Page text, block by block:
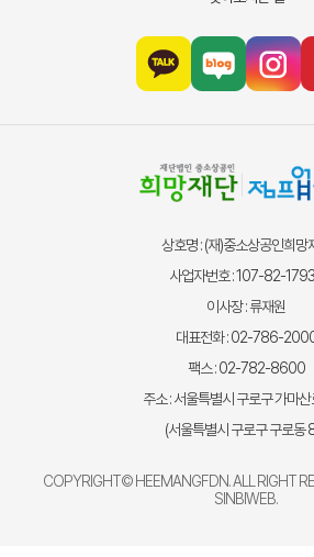
상호명 : (재)중소상공인희망
사업자번호 : 107-82-
이사장 : 류재원
대표전화 : 02-786-
팩스 : 02-782-8600
주소 : 서울특별시 구로구 가마
(서울특별시 구로구 구로동
COPYRIGHT© HEEMANGFDN. ALL RIGHT
SINBIWEB.